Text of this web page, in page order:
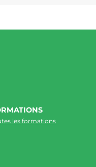
les formations